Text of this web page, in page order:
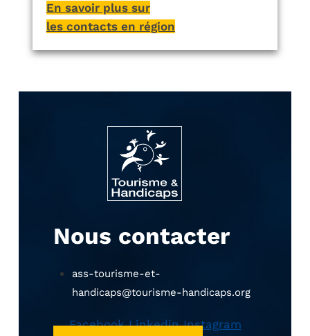
En savoir plus sur
les contacts en région
Nous contacter
ass-tourisme-et-
handicaps@tourisme-handicaps.org
Facebook Linkedin Instagram